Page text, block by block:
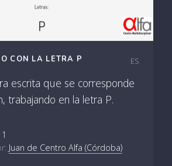
CON LA LETRA P ES
escrita que se corresponde
trabajando en la letra P.
Juan de Centro Alfa (Córdoba)